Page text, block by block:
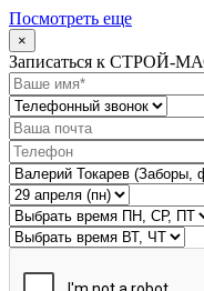
Посмотреть еще
×
Записаться к СТРОЙ-